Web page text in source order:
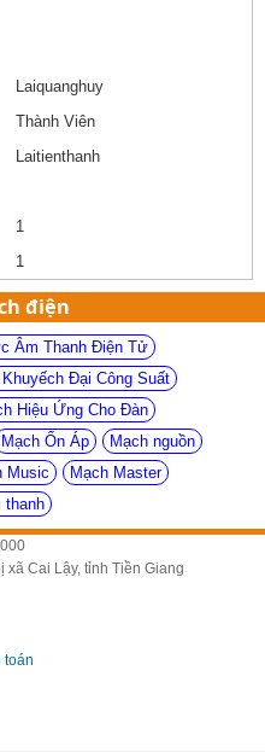
Laiquanghuy
Thành Viên
Laitienthanh
1
1
điện
Âm Thanh Điện Tử
Khuyếch Đại Công Suất
Hiệu Ứng Cho Đàn
Mạch Ổn Áp
Mạch nguồn
Music
Mạch Master
thanh
xã Cai Lậy, tỉnh Tiền Giang
toán